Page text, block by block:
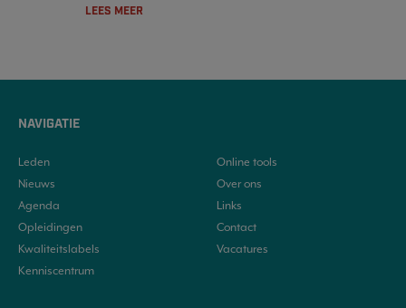
LEES MEER
NAVIGATIE
Leden
Nieuws
Agenda
Opleidingen
Kwaliteitslabels
Kenniscentrum
Online tools
Over ons
Links
Contact
Vacatures